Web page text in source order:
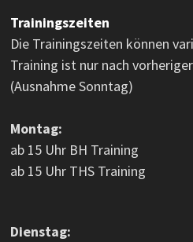
Trainingszeiten
Die Trainingszeiten können
Training ist nur nach
(Ausnahme Sonntag)
Montag:
ab 15 Uhr BH Training
ab 15 Uhr THS Training
Dienstag: